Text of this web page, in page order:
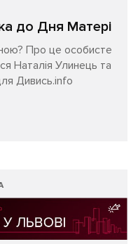
до Дня Матері
Про це особисте
Наталія Улинець та
Дивись.info